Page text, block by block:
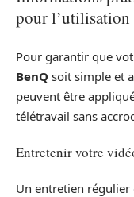
pour l’utilisation
Pour garantir que
BenQ soit simple et
peuvent être
télétravail sans
Entretenir votre
Un entretien